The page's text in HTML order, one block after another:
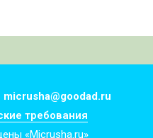
требования
«Micrusha.ru»